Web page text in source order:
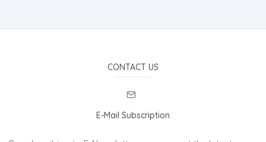
CONTACT US
E-Mail Subscription